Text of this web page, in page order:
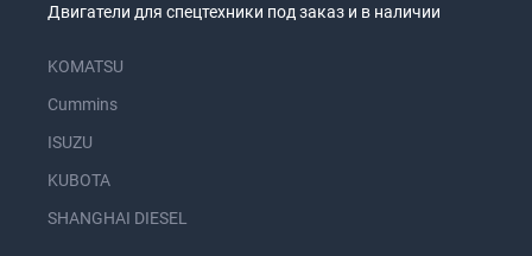
Двигатели для спецтехники под заказ и в наличии
KOMATSU
Cummins
ISUZU
KUBOTA
SHANGHAI DIESEL